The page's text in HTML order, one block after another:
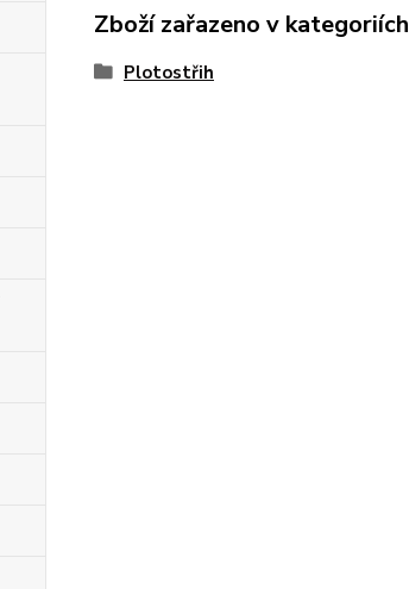
Zboží zařazeno v kategoriích
Plotostřih